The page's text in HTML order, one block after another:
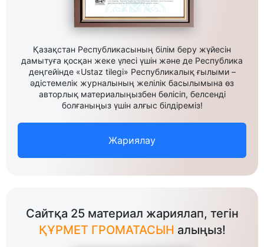
Қазақстан Республикасының білім беру жүйесін
дамытуға қосқан жеке үлесі үшін және де Республика
деңгейінде «Ustaz tilegi» Республикалық ғылыми –
әдістемелік журналының желілік басылымына өз
авторлық материалыңызбен бөлісіп, белсенді
болғаныңыз үшін алғыс білдіреміз!
Жариялау
Сайтқа 25 материал жариялап, тегін
ҚҰРМЕТ ГРОМАТАСЫН алыңыз!